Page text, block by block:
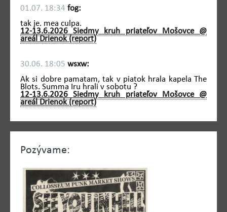
01.07. 18:34 fog:
tak je. mea culpa.
12-13.6.2026 Siedmy kruh priateľov Mošovce @
areál Drienok (report)
30.06. 18:05 wsxw:
Ak si dobre pamatam, tak v piatok hrala kapela The
Blots. Summa Iru hrali v sobotu ?
12-13.6.2026 Siedmy kruh priateľov Mošovce @
areál Drienok (report)
Pozývame: